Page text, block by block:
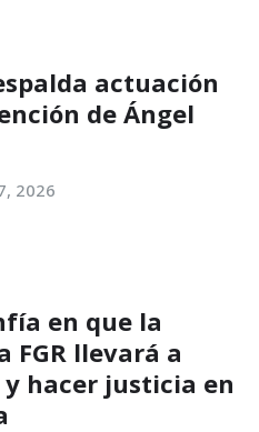
actuación
de Ángel
2026
en que la
FGR llevará a
hacer justicia en